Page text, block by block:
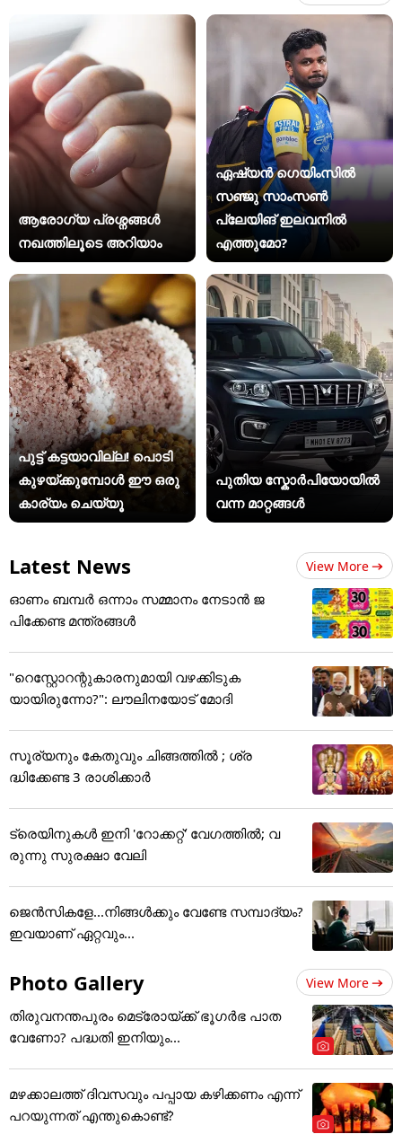
ആരോഗ്യ പ്രശ്നങ്ങൾ
നഖത്തിലൂടെ അറിയാം
ഏഷ്യന്‍ ഗെയിംസില്‍
സഞ്ജു സാംസണ്‍
പ്ലേയിങ് ഇലവനില്‍
എത്തുമോ?
പുട്ട് കട്ടയാവില്ല! പൊടി
കുഴയ്ക്കുമ്പോൾ ഈ ഒരു
കാര്യം ചെയ്യൂ
പുതിയ സ്കോർപിയോയിൽ
വന്ന മാറ്റങ്ങൾ
Latest News View More
ഓണം ബമ്പര്‍ ഒന്നാം സമ്മാനം നേടാന്‍ ജ
പിക്കേണ്ട മന്ത്രങ്ങള്‍
"റെസ്റ്റോറന്റുകാരനുമായി വഴക്കിടുക
യായിരുന്നോ?": ലൗലിനയോട് മോദി
സൂര്യനും കേതുവും ചിങ്ങത്തിൽ ; ശ്ര
ദ്ധിക്കേണ്ട 3 രാശിക്കാർ
ട്രെയിനുകൾ ഇനി 'റോക്കറ്റ്' വേഗത്തിൽ; വ
രുന്നു സുരക്ഷാ വേലി
ജെന്‍സികളേ...നിങ്ങള്‍ക്കും വേണ്ടേ സമ്പാദ്യം?
ഇവയാണ് ഏറ്റവും...
Photo Gallery View More
തിരുവനന്തപുരം മെട്രോയ്ക്ക് ഭൂഗര്‍ഭ പാത
വേണോ? പദ്ധതി ഇനിയും...
മഴക്കാലത്ത് ദിവസവും പപ്പായ കഴിക്കണം എന്ന്
പറയുന്നത് എന്തുകൊണ്ട്?